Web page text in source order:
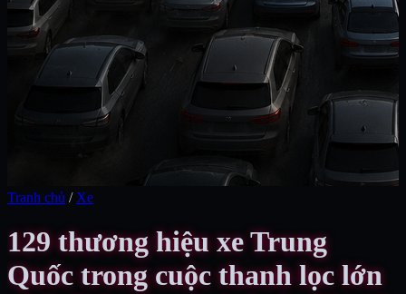
Tranh chủ / Xe
129 thương hiệu xe Trung
Quốc trong cuộc thanh lọc lớn